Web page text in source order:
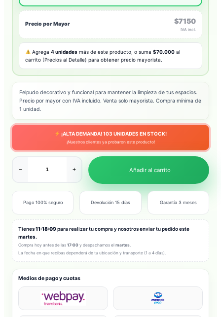
Precio por Mayor $7150
IVA incl.
Agrega4 unidades más de este producto, o suma$70.000 al
carrito (Precios al Detalle) para obtener precio mayorista.
Felpudo decorativo y funcional para mantener la limpieza de tus espacios.
Precio por mayor con IVA incluido. Venta solo mayorista. Compra mínima de
1 unidad.
¡ALTA DEMANDA!103 UNIDADES EN STOCK!
¡Nuestros clientes ya probaron este producto!
− + Añadir al carrito
Pago 100% seguro Devolución 15 días Garantía 3 meses
Tienes11:18:07para realizar tu compra y nosotros enviar tu pedido este
martes.
Compra hoy antes de las 17:00 y despachamos el martes
La fecha en que recibas dependerá de tu ubicación y transporte (1 a 4 días).
Medios de pago y cuotas